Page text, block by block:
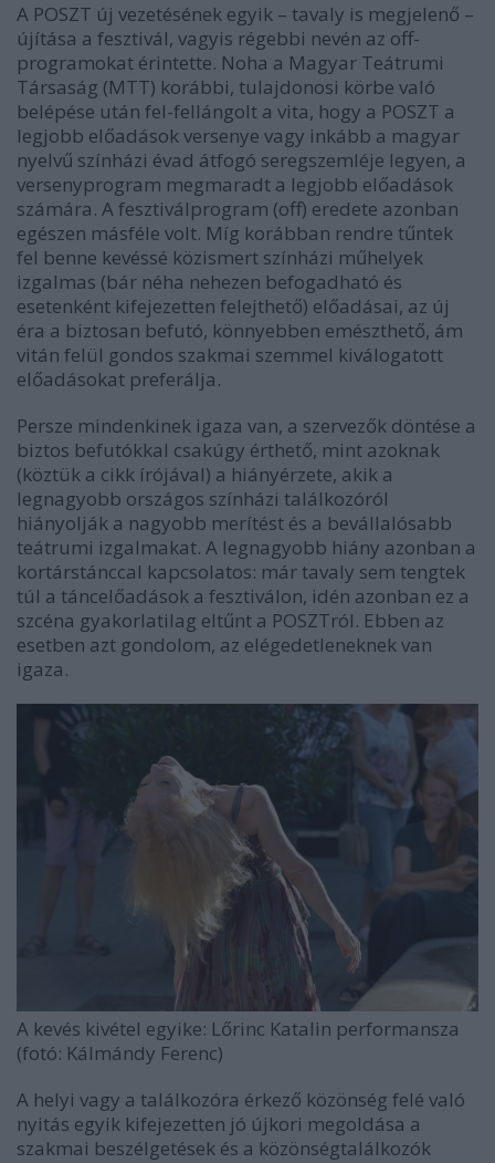
A POSZT új vezetésének egyik – tavaly is megjelenő –
újítása a fesztivál, vagyis régebbi nevén az off-
programokat érintette. Noha a Magyar Teátrumi
Társaság (MTT) korábbi, tulajdonosi körbe való
belépése után fel-fellángolt a vita, hogy a POSZT a
legjobb előadások versenye vagy inkább a magyar
nyelvű színházi évad átfogó seregszemléje legyen, a
versenyprogram megmaradt a legjobb előadások
számára. A fesztiválprogram (off) eredete azonban
egészen másféle volt. Míg korábban rendre tűntek
fel benne kevéssé közismert színházi műhelyek
izgalmas (bár néha nehezen befogadható és
esetenként kifejezetten felejthető) előadásai, az új
éra a biztosan befutó, könnyebben emészthető, ám
vitán felül gondos szakmai szemmel kiválogatott
előadásokat preferálja.
Persze mindenkinek igaza van, a szervezők döntése a
biztos befutókkal csakúgy érthető, mint azoknak
(köztük a cikk írójával) a hiányérzete, akik a
legnagyobb országos színházi találkozóról
hiányolják a nagyobb merítést és a bevállalósabb
teátrumi izgalmakat. A legnagyobb hiány azonban a
kortárstánccal kapcsolatos: már tavaly sem tengtek
túl a táncelőadások a fesztiválon, idén azonban ez a
szcéna gyakorlatilag eltűnt a POSZTról. Ebben az
esetben azt gondolom, az elégedetleneknek van
igaza.
A kevés kivétel egyike: Lőrinc Katalin performansza
(fotó: Kálmándy Ferenc)
A helyi vagy a találkozóra érkező közönség felé való
nyitás egyik kifejezetten jó újkori megoldása a
szakmai beszélgetések és a közönségtalálkozók